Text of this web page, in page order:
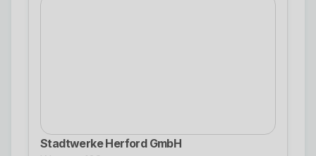
Stadtwerke Herford GmbH